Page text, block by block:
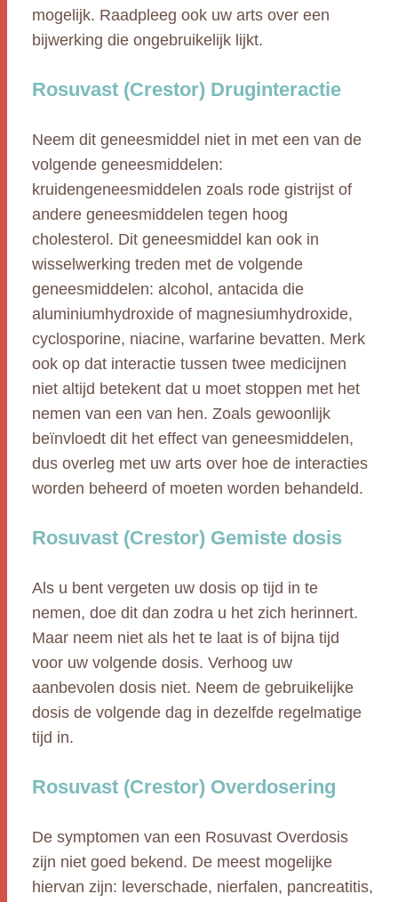
mogelijk. Raadpleeg ook uw arts over een
bijwerking die ongebruikelijk lijkt.
Rosuvast (Crestor) Druginteractie
Neem dit geneesmiddel niet in met een van de
volgende geneesmiddelen:
kruidengeneesmiddelen zoals rode gistrijst of
andere geneesmiddelen tegen hoog
cholesterol. Dit geneesmiddel kan ook in
wisselwerking treden met de volgende
geneesmiddelen: alcohol, antacida die
aluminiumhydroxide of magnesiumhydroxide,
cyclosporine, niacine, warfarine bevatten. Merk
ook op dat interactie tussen twee medicijnen
niet altijd betekent dat u moet stoppen met het
nemen van een van hen. Zoals gewoonlijk
beïnvloedt dit het effect van geneesmiddelen,
dus overleg met uw arts over hoe de interacties
worden beheerd of moeten worden behandeld.
Rosuvast (Crestor) Gemiste dosis
Als u bent vergeten uw dosis op tijd in te
nemen, doe dit dan zodra u het zich herinnert.
Maar neem niet als het te laat is of bijna tijd
voor uw volgende dosis. Verhoog uw
aanbevolen dosis niet. Neem de gebruikelijke
dosis de volgende dag in dezelfde regelmatige
tijd in.
Rosuvast (Crestor) Overdosering
De symptomen van een Rosuvast Overdosis
zijn niet goed bekend. De meest mogelijke
hiervan zijn: leverschade, nierfalen, pancreatitis,